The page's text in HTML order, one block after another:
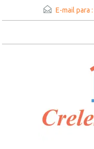
E-mail para :